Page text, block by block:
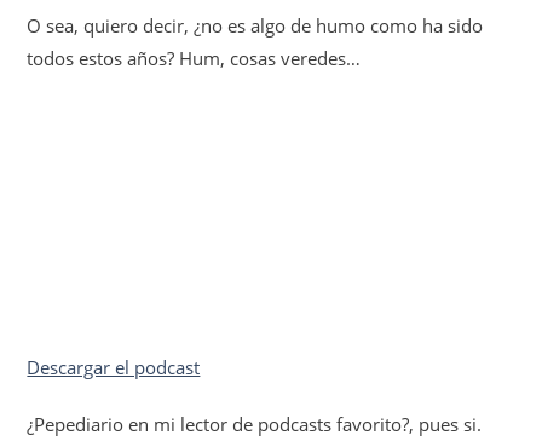
O sea, quiero decir, ¿no es algo de humo como ha sido
todos estos años? Hum, cosas veredes…
Descargar el podcast
¿Pepediario en mi lector de podcasts favorito?, pues si.